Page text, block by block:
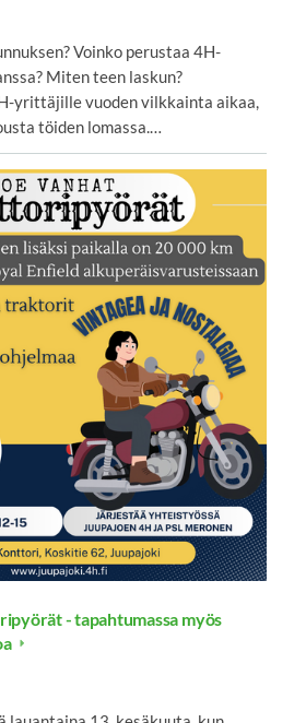
Voinko perustaa 4H-
Miten teen laskun?
yrittäjille vuoden vilkkainta aikaa,
töiden lomassa.…
- tapahtumassa myös